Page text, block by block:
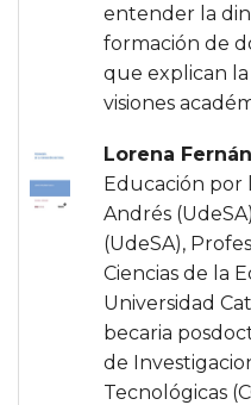
entender la
formación de
que explican
visiones
Lorena
Educación por
Andrés
(UdeSA),
Ciencias de la
Universidad
becaria
de
Tecnológicas